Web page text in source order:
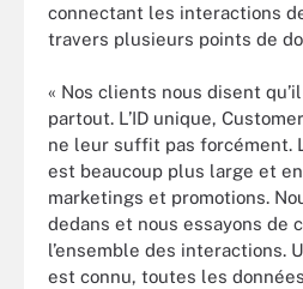
connectant les interactions
travers plusieurs points de
« Nos clients nous disent
partout. L’ID unique,
ne leur suffit pas forcément.
est beaucoup plus large et
marketings et promotions.
dedans et nous essayons de
l’ensemble des interactions.
est connu, toutes les